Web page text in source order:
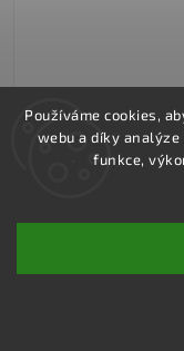
Používáme cookies,
webu a díky
funkce,